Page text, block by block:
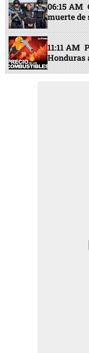
06:15 AM
muerte de
11:11 AM
Honduras